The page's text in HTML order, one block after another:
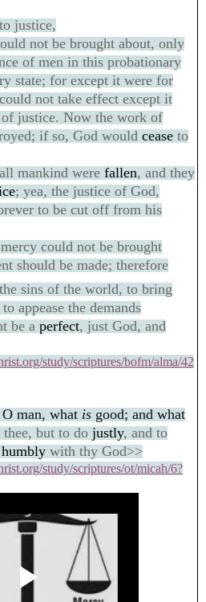
justice,
not be brought about, only
of men in this probationary
state; for except it were for
not take effect except it
justice. Now the work of
if so, God would ceaseto
mankind were fallen, and they
; yea, the justice of God,
to be cut off from his
could not be brought
should be made; therefore
sins of the world, to bring
appease the demands
be a perfect, just God, and
study/scriptures/bofm/alma/42
man, what isgood; and what
but to do justly, and to
humblywith thy God>>
study/scriptures/ot/micah/6?